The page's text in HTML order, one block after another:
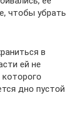
чтобы убрать
в
ей не
дно пустой